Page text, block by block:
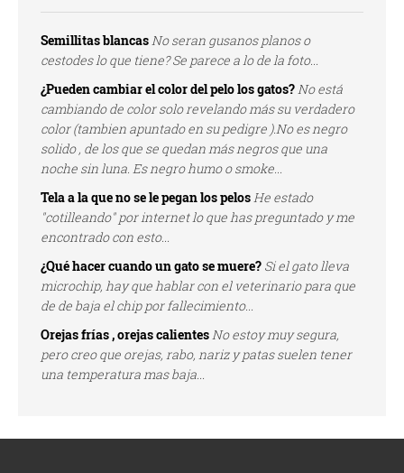
Semillitas blancasNo seran gusanos planos o
cestodes lo que tiene? Se parece a lo de la foto...
¿Pueden cambiar el color del pelo los gatos?No está
cambiando de color solo revelando más su verdadero
color (tambien apuntado en su pedigre ).No es negro
solido , de los que se quedan más negros que una
noche sin luna. Es negro humo o smoke...
Tela a la que no se le pegan los pelosHe estado
"cotilleando" por internet lo que has preguntado y me
encontrado con esto...
¿Qué hacer cuando un gato se muere? Si el gato lleva
microchip, hay que hablar con el veterinario para que
de de baja el chip por fallecimiento...
Orejas frías , orejas calientesNo estoy muy segura,
pero creo que orejas, rabo, nariz y patas suelen tener
una temperatura mas baja...